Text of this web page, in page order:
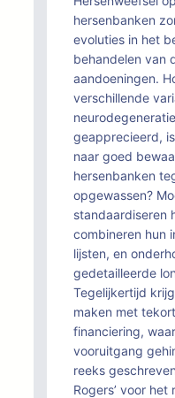
hersenbanken
evoluties in het
behandelen van
aandoeningen.
verschillende
geapprecieerd,
naar goed
hersenbanken
opgewassen?
standaardiseren
combineren hun
lijsten, en
gedetailleerde
Tegelijkertijd
maken met
financiering,
vooruitgang
reeks
Rogers’ voor